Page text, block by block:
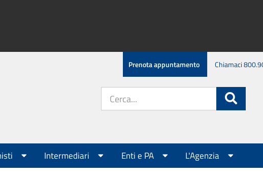
Prenota appuntamento Chiamaci
sito:
Intermediari Enti e PA L'Agenzia